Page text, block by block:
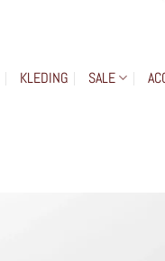
KLEDING SALE